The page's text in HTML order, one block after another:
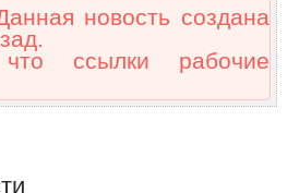
новость создана
что ссылки рабочие